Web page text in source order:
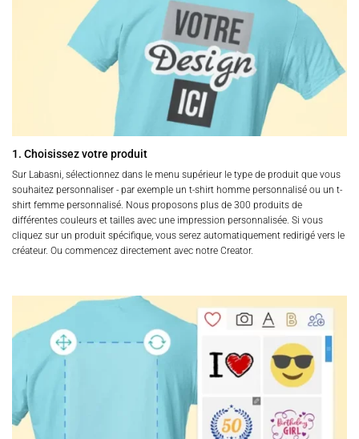
1. Choisissez votre produit
Sur Labasni, sélectionnez dans le menu supérieur le type de produit que vous
souhaitez personnaliser - par exemple un t-shirt homme personnalisé ou un t-
shirt femme personnalisé. Nous proposons plus de 300 produits de
différentes couleurs et tailles avec une impression personnalisée. Si vous
cliquez sur un produit spécifique, vous serez automatiquement redirigé vers le
créateur. Ou commencez directement avec notre Creator.